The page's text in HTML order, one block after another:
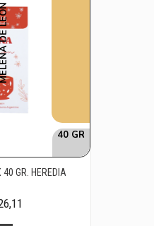
LEON
40 GR
40 GR. HEREDIA